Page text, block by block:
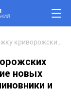
новых
и